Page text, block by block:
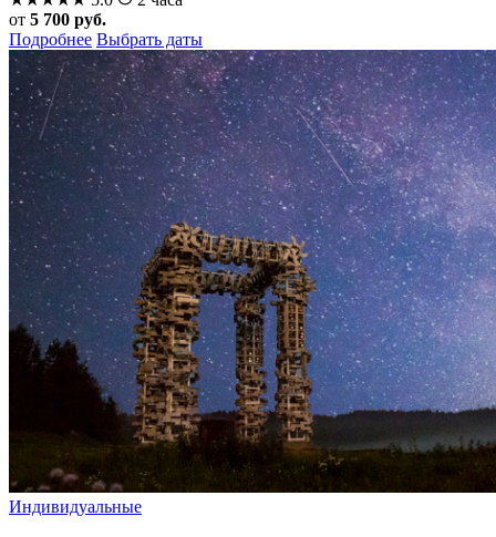
от 5 700 руб.
Подробнее Выбрать даты
Индивидуальные